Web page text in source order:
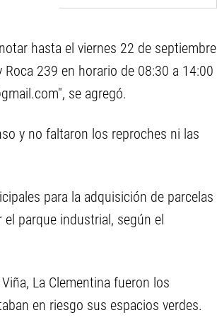
hasta el viernes 22 de septiembre
239 en horario de 08:30 a 14:00
", se agregó.
y no faltaron los reproches ni las
para la adquisición de parcelas
parque industrial, según el
La Clementina fueron los
en riesgo sus espacios verdes.